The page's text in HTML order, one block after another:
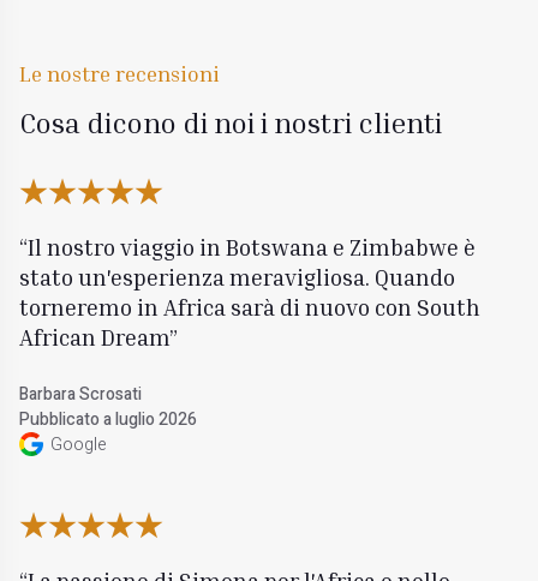
Le nostre recensioni
Cosa dicono di noi i nostri clienti
Il nostro viaggio in Botswana e Zimbabwe è
stato un'esperienza meravigliosa. Quando
torneremo in Africa sarà di nuovo con South
African Dream
Barbara Scrosati
Pubblicato a luglio 2026
Google